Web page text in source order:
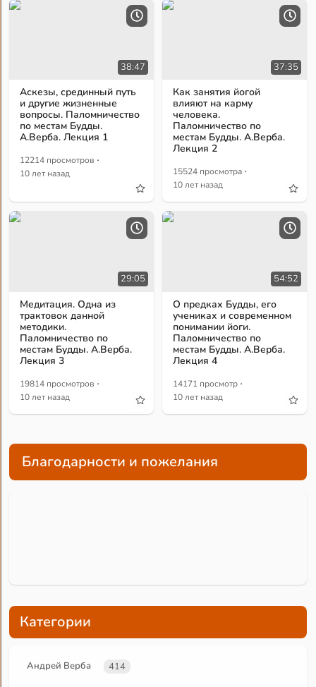
38:47
Аскезы, срединный путь
и другие жизненные
вопросы. Паломничество
по местам Будды.
А.Верба. Лекция 1
12214 просмотров ·
10 лет назад
37:35
Как занятия йогой
влияют на карму
человека.
Паломничество по
местам Будды. А.Верба.
Лекция 2
15524 просмотра ·
10 лет назад
29:05
Медитация. Одна из
трактовок данной
методики.
Паломничество по
местам Будды. А.Верба.
Лекция 3
19814 просмотров ·
10 лет назад
54:52
О предках Будды, его
учениках и современном
понимании йоги.
Паломничество по
местам Будды. А.Верба.
Лекция 4
14171 просмотр ·
10 лет назад
Благодарности и пожелания
Категории
Андрей Верба 414